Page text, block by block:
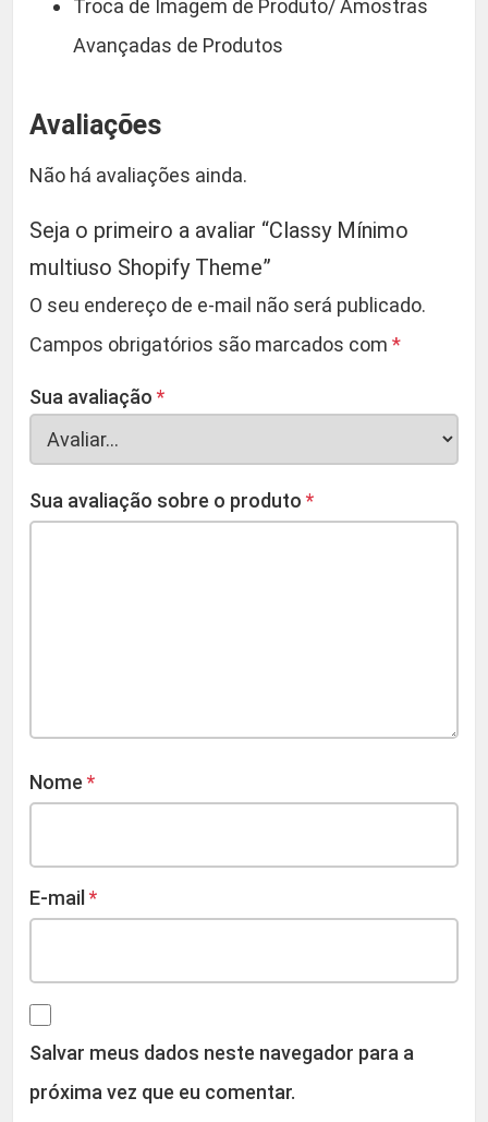
Troca de Imagem de Produto/ Amostras
Avançadas de Produtos
Avaliações
Não há avaliações ainda.
Seja o primeiro a avaliar “Classy Mínimo
multiuso Shopify Theme”
O seu endereço de e-mail não será publicado.
Campos obrigatórios são marcados com *
Sua avaliação *
Sua avaliação sobre o produto *
Nome *
E-mail *
Salvar meus dados neste navegador para a
próxima vez que eu comentar.